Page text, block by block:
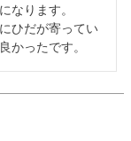
なります。
ひだが寄ってい
かったです。